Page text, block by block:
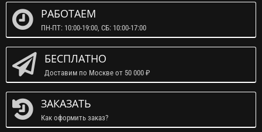
РАБОТАЕМ
ПН-ПТ: 10:00-19:00, СБ: 10:00-17:00
БЕСПЛАТНО
Доставим по Москве от 50 000 ₽
ЗАКАЗАТЬ
Как оформить заказ?